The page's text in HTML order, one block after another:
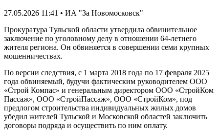
27.05.2026 11:41 • ИА "За Новомосковск"
Прокуратура Тульской области утвердила обвинительное
заключение по уголовному делу в отношении 64-летнего
жителя региона. Он обвиняется в совершении семи крупных
мошенничествах.
По версии следствия, с 1 марта 2018 года по 17 февраля 2025
года обвиняемый, будучи фактическим руководителем ООО
«Строй Компас» и генеральным директором ООО «СтройКом
Пассаж», ООО «СтройПассаж», ООО «СтройКом», под
предлогом строительства индивидуальных жилых домов
убедил жителей Тульской и Московской областей заключить
договоры подряда и осуществить по ним оплату.